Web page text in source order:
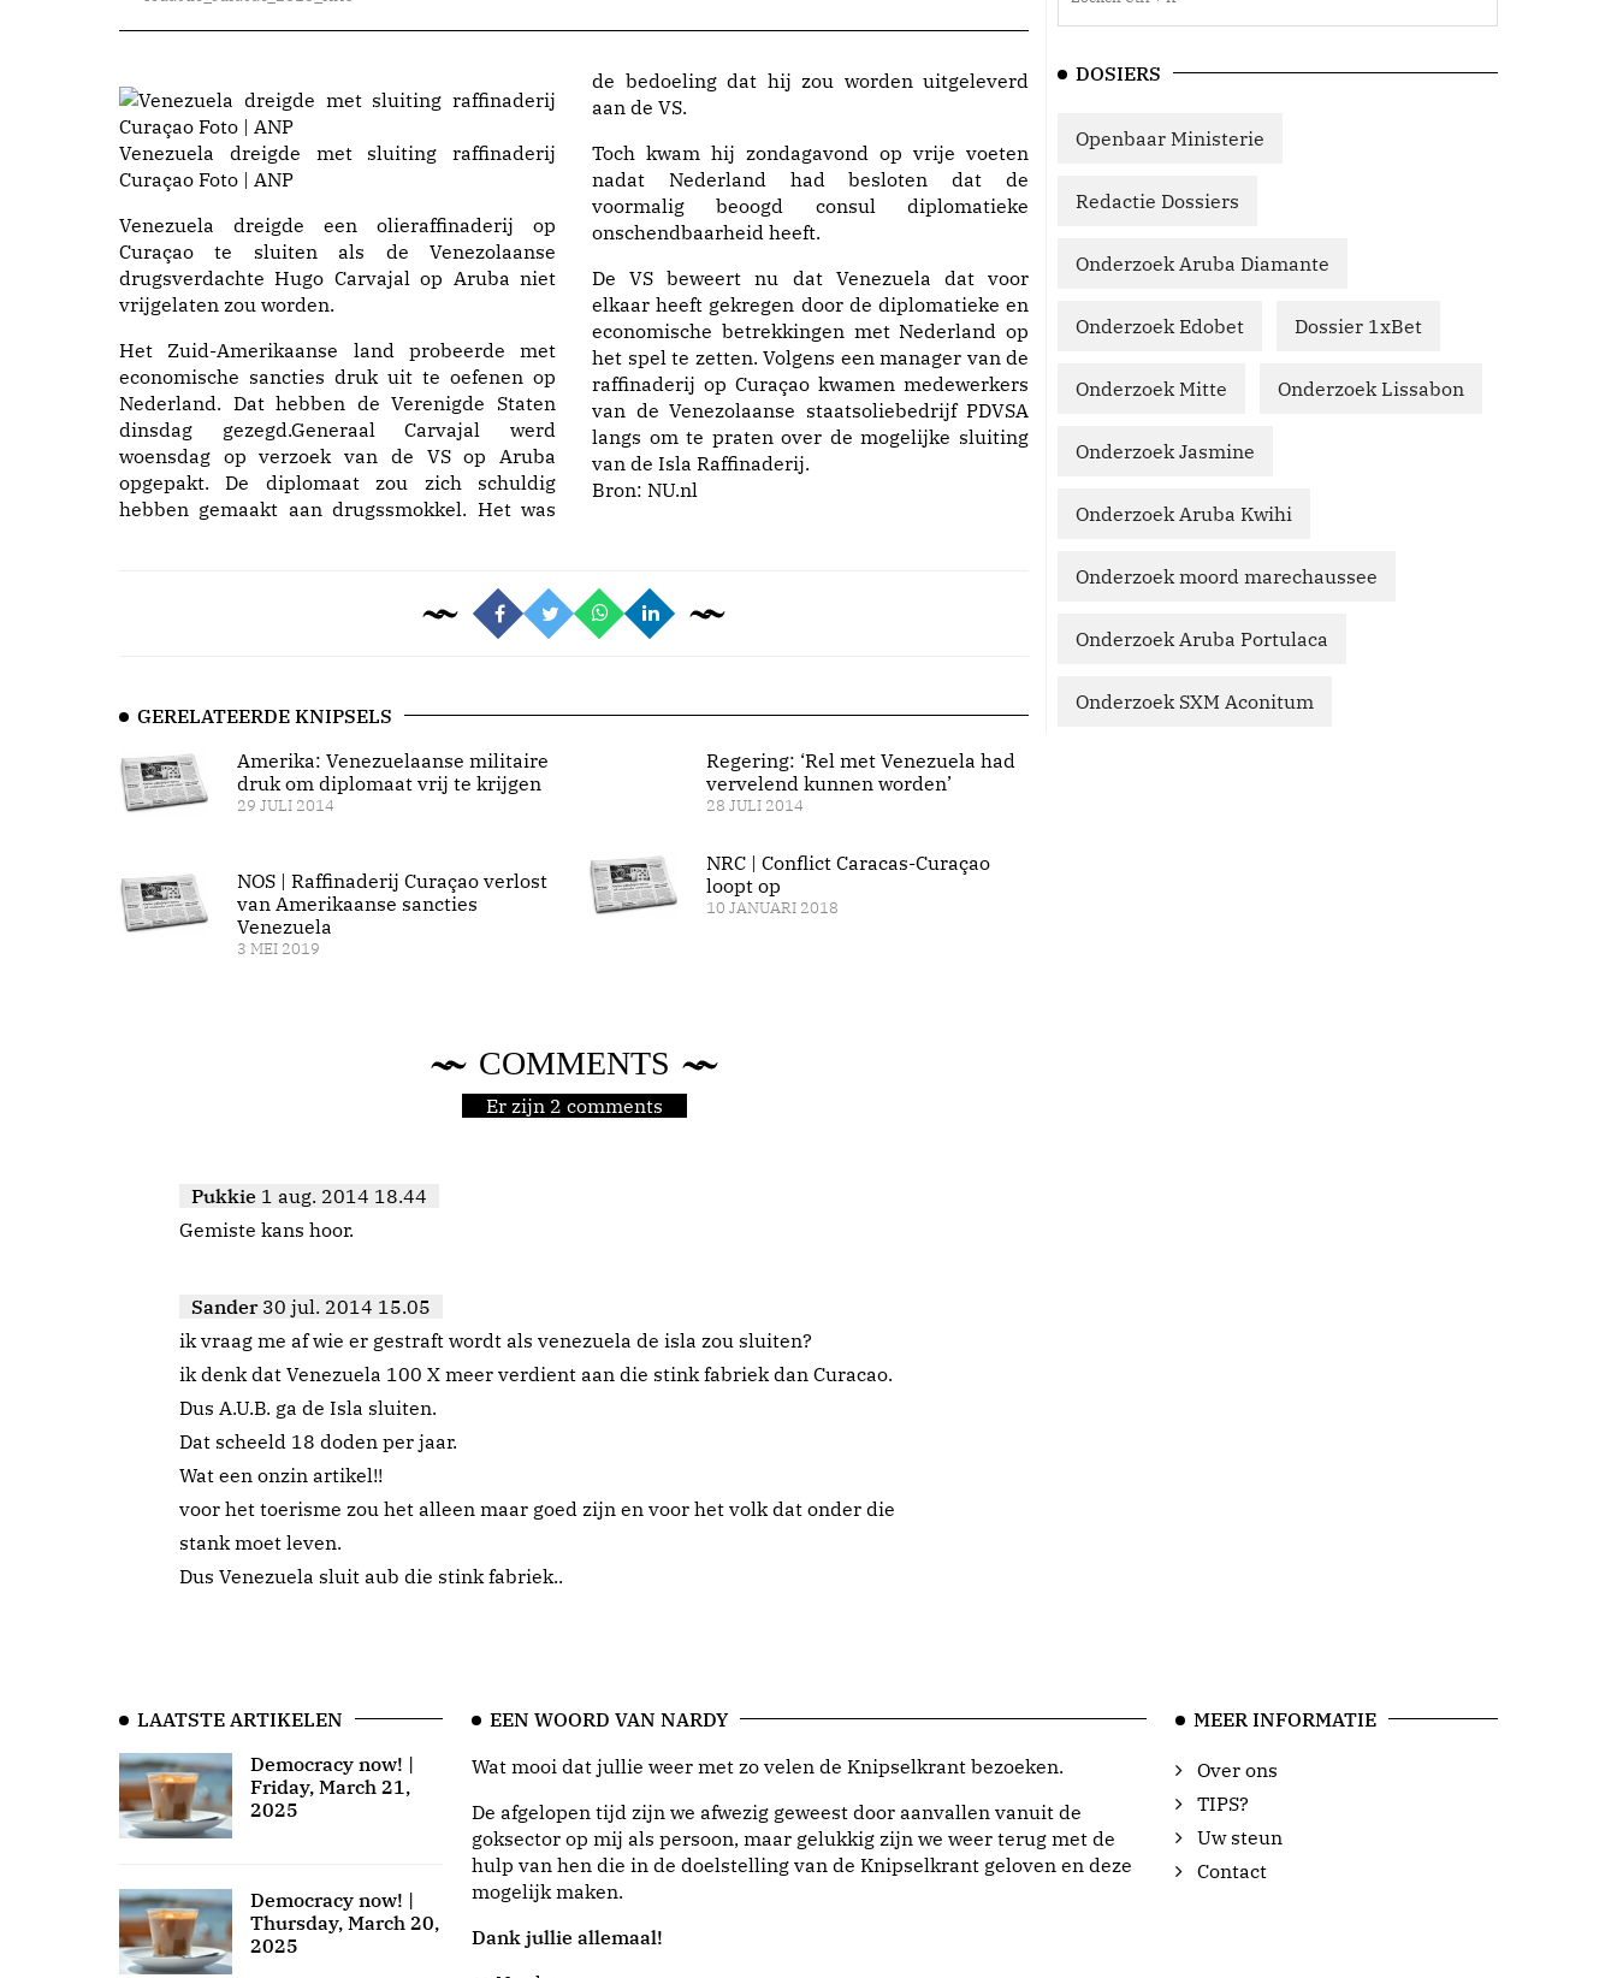
Venezuela dreigde met sluiting raffinaderij
Curaçao Foto | ANP
Venezuela dreigde een olieraffinaderij op
Curaçao te sluiten als de Venezolaanse
drugsverdachte Hugo Carvajal op Aruba niet
vrijgelaten zou worden.
Het Zuid-Amerikaanse land probeerde met
economische sancties druk uit te oefenen op
Nederland. Dat hebben de Verenigde Staten
dinsdag gezegd.Generaal Carvajal werd
woensdag op verzoek van de VS op Aruba
opgepakt. De diplomaat zou zich schuldig
hebben gemaakt aan drugssmokkel. Het was
de bedoeling dat hij zou worden uitgeleverd
aan de VS.
Toch kwam hij zondagavond op vrije voeten
nadat Nederland had besloten dat de
voormalig beoogd consul diplomatieke
onschendbaarheid heeft.
De VS beweert nu dat Venezuela dat voor
elkaar heeft gekregen door de diplomatieke en
economische betrekkingen met Nederland op
het spel te zetten. Volgens een manager van de
raffinaderij op Curaçao kwamen medewerkers
van de Venezolaanse staatsoliebedrijf PDVSA
langs om te praten over de mogelijke sluiting
van de Isla Raffinaderij.
Bron: NU.nl
GERELATEERDE KNIPSELS
Amerika: Venezuelaanse militaire
druk om diplomaat vrij te krijgen
29 JULI 2014
NOS | Raffinaderij Curaçao verlost
van Amerikaanse sancties
Venezuela
3 MEI 2019
Regering: ‘Rel met Venezuela had
vervelend kunnen worden’
28 JULI 2014
NRC | Conflict Caracas-Curaçao
loopt op
10 JANUARI 2018
COMMENTS
Er zijn 2 comments
Pukkie 1 aug. 2014 18.44
Gemiste kans hoor.
Sander 30 jul. 2014 15.05
ik vraag me af wie er gestraft wordt als venezuela de isla zou sluiten?
ik denk dat Venezuela 100 X meer verdient aan die stink fabriek dan Curacao.
Dus A.U.B. ga de Isla sluiten.
Dat scheeld 18 doden per jaar.
Wat een onzin artikel!!
voor het toerisme zou het alleen maar goed zijn en voor het volk dat onder die
stank moet leven.
Dus Venezuela sluit aub die stink fabriek..
DOSIERS
Openbaar Ministerie
Redactie Dossiers
Onderzoek Aruba Diamante
Onderzoek Edobet Dossier 1xBet
Onderzoek Mitte Onderzoek Lissabon
Onderzoek Jasmine
Onderzoek Aruba Kwihi
Onderzoek moord marechaussee
Onderzoek Aruba Portulaca
Onderzoek SXM Aconitum
LAATSTE ARTIKELEN
Democracy now! |
Friday, March 21,
2025
Democracy now! |
Thursday, March 20,
2025
EEN WOORD VAN NARDY
Wat mooi dat jullie weer met zo velen de Knipselkrant bezoeken.
De afgelopen tijd zijn we afwezig geweest door aanvallen vanuit de
goksector op mij als persoon, maar gelukkig zijn we weer terug met de
hulp van hen die in de doelstelling van de Knipselkrant geloven en deze
mogelijk maken.
Dank jullie allemaal!
MEER INFORMATIE
Over ons
TIPS?
Uw steun
Contact